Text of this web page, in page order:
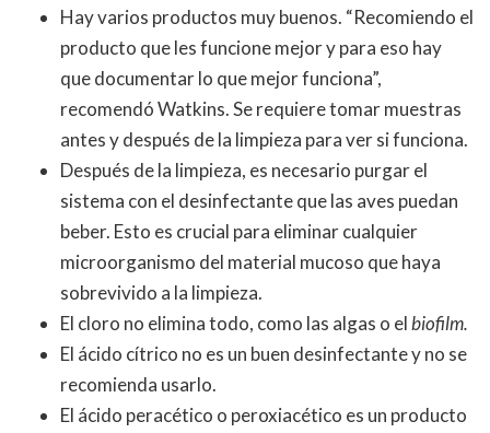
Hay varios productos muy buenos. “Recomiendo el
producto que les funcione mejor y para eso hay
que documentar lo que mejor funciona”,
recomendó Watkins. Se requiere tomar muestras
antes y después de la limpieza para ver si funciona.
Después de la limpieza, es necesario purgar el
sistema con el desinfectante que las aves puedan
beber. Esto es crucial para eliminar cualquier
microorganismo del material mucoso que haya
sobrevivido a la limpieza.
El cloro no elimina todo, como las algas o elbiofilm.
El ácido cítrico no es un buen desinfectante y no se
recomienda usarlo.
El ácido peracético o peroxiacético es un producto